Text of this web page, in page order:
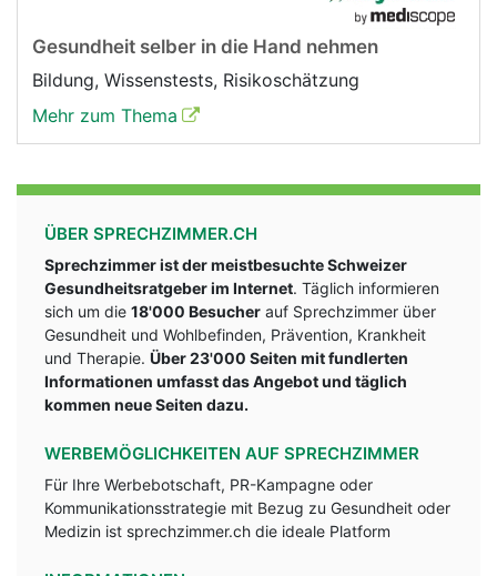
Gesundheit selber in die Hand nehmen
Bildung, Wissenstests, Risikoschätzung
Mehr zum Thema
ÜBER SPRECHZIMMER.CH
Sprechzimmer ist der meistbesuchte Schweizer
Gesundheitsratgeber im Internet. Täglich informieren
sich um die 18'000 Besucher auf Sprechzimmer über
Gesundheit und Wohlbefinden, Prävention, Krankheit
und Therapie. Über 23'000 Seiten mit fundlerten
Informationen umfasst das Angebot und täglich
kommen neue Seiten dazu.
WERBEMÖGLICHKEITEN AUF SPRECHZIMMER
Für Ihre Werbebotschaft, PR-Kampagne oder
Kommunikationsstrategie mit Bezug zu Gesundheit oder
Medizin ist sprechzimmer.ch die ideale Platform